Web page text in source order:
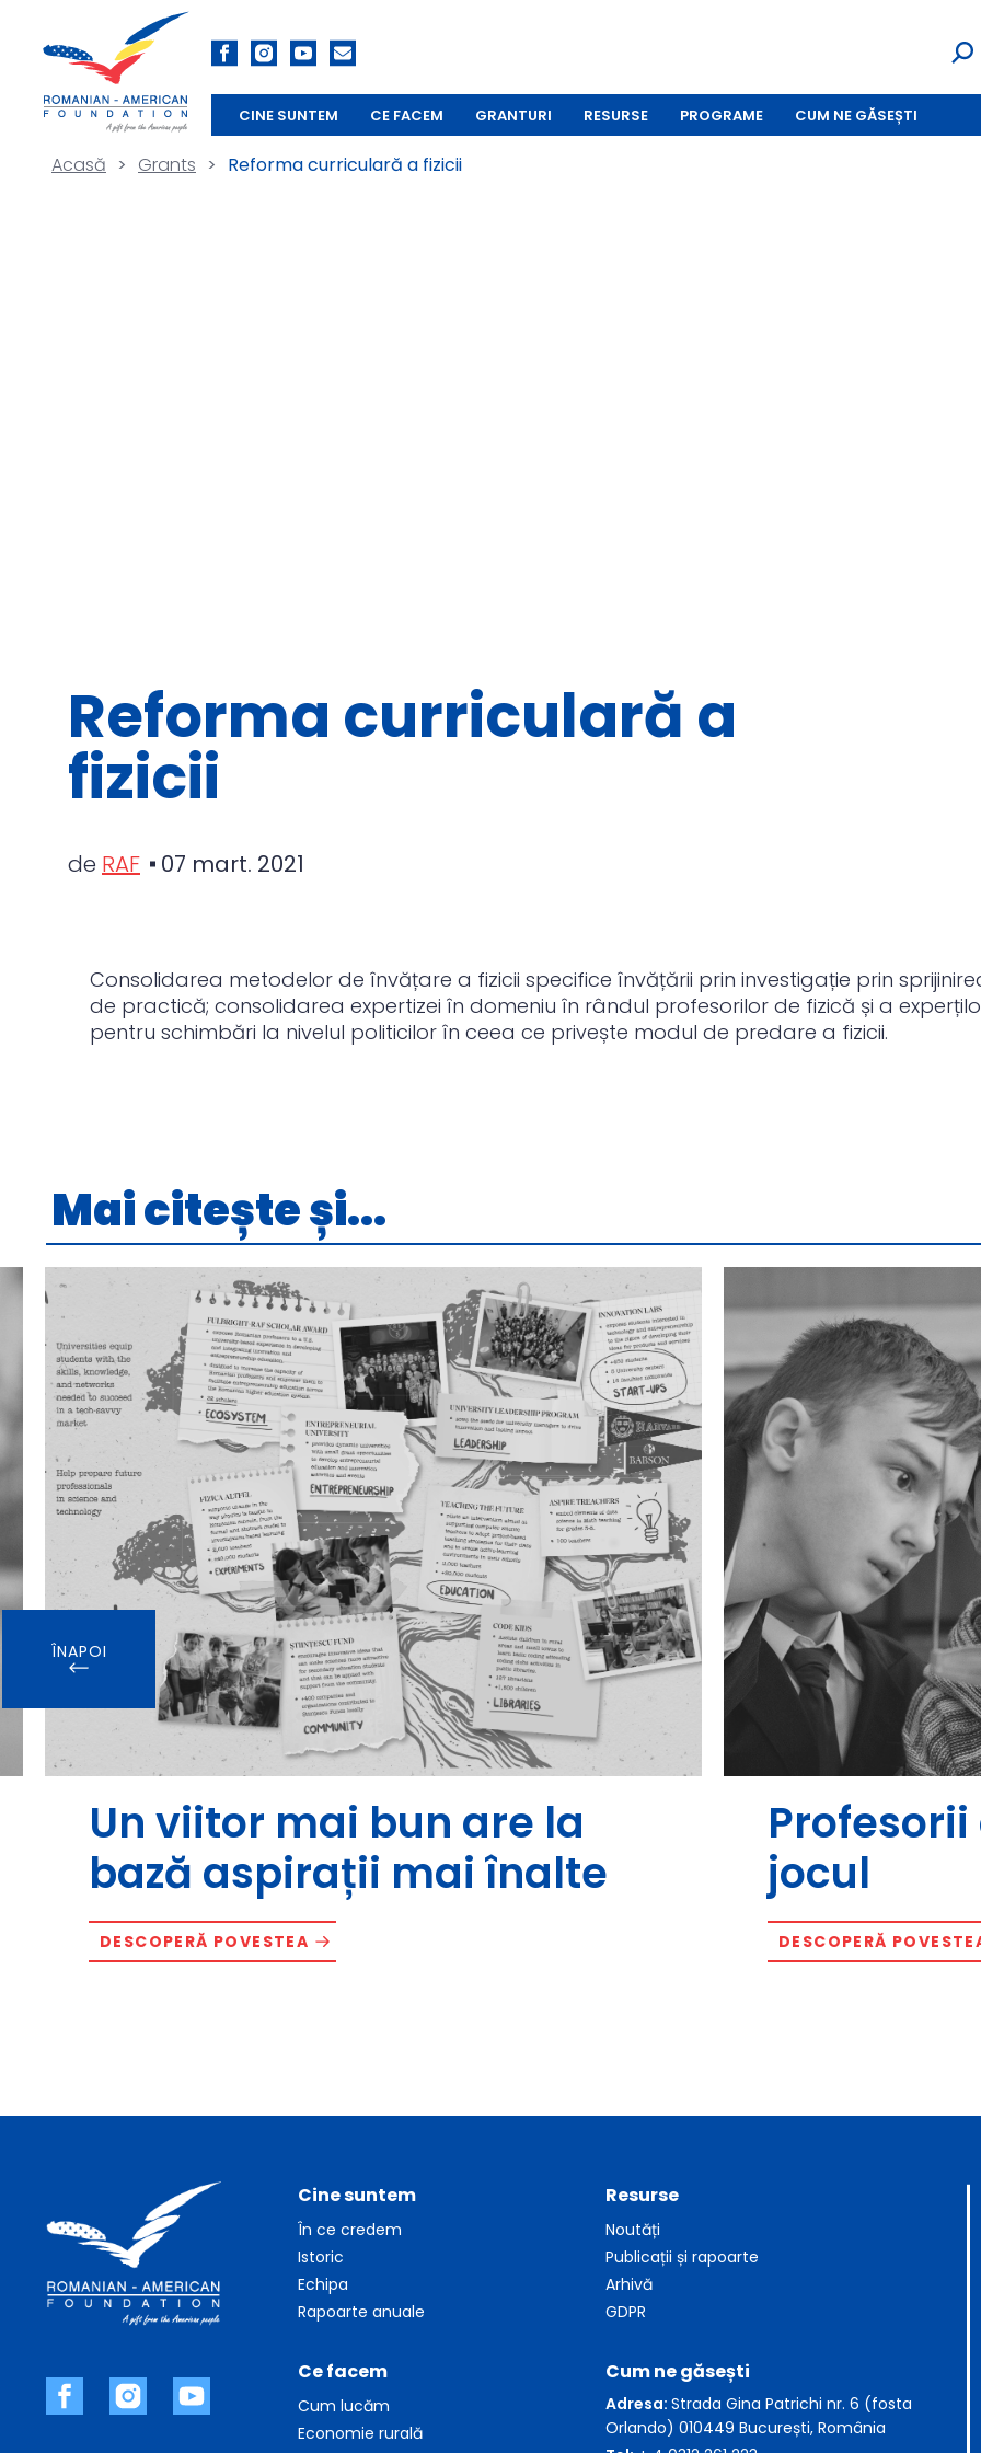
CINE SUNTEM CE FACEM GRANTURI RESURSE PROGRAME CUM NE GĂSEȘTI
Acasă > Grants > Reforma curriculară a fizicii
Reforma curriculară a
fizicii
de RAF 07 mart. 2021
Consolidarea metodelor de învățare a fizicii specifice învățării prin investigație prin
de practică; consolidarea expertizei în domeniu în rândul profesorilor de fizică și a
pentru schimbări la nivelul politicilor în ceea ce privește modul de predare a fizicii.
Mai citește și...
Un viitor mai bun are la
bază aspirații mai înalte
DESCOPERĂ POVESTEA
jocul
DESCOPERĂ
ÎNAPOI
Cine suntem
În ce credem
Istoric
Echipa
Rapoarte anuale
Ce facem
Cum lucăm
Economie rurală
Resurse
Noutăți
Publicații și rapoarte
Arhivă
GDPR
Cum ne găsești
Adresa: Strada Gina Patrichi nr. 6 (fosta
Orlando) 010449 București, România